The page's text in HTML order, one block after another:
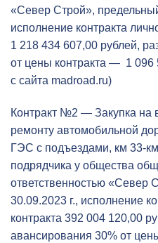
«Север Строй»,
исполнение контракта
1 218 434 607,00 рублей,
от цены контракта — 1 096
с сайта madroad.ru)
Контракт №2 — Закупка на
ремонту автомобильной
ГЭС с подъездами, км 33-
подрядчика у общества
ответственностью «Север
30.09.2023 г., исполнение
контракта 392 004 120,00
авансирования 30% от